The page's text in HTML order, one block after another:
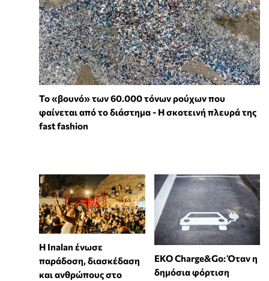
Το «βουνό» των 60.000 τόνων ρούχων που
φαίνεται από το διάστημα - Η σκοτεινή πλευρά της
fast fashion
Η Inalan ένωσε
παράδοση, διασκέδαση
και ανθρώπους στο
EKO Charge&Go: Όταν η
δημόσια φόρτιση